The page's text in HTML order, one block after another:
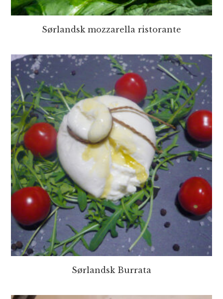
Sørlandsk mozzarella ristorante
Sørlandsk Burrata